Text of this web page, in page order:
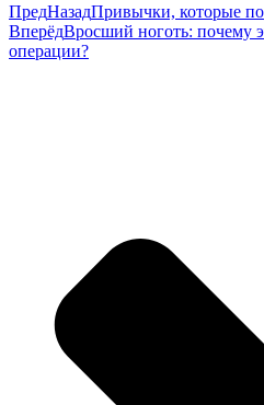
ПредНазадПривычки, которые
ВперёдВросший ноготь: почему
операции?